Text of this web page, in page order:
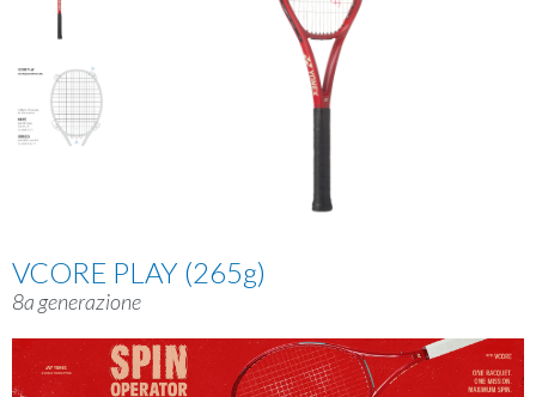
VCORE PLAY (265g)
8a generazione